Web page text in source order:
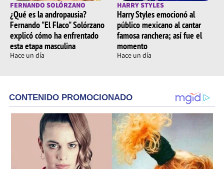
FERNANDO SOLÓRZANO
¿Qué es la andropausia?
Fernando "El Flaco" Solórzano
explicó cómo ha enfrentado
esta etapa masculina
Hace un día
HARRY STYLES
Harry Styles emocionó al
público mexicano al cantar
famosa ranchera; así fue el
momento
Hace un día